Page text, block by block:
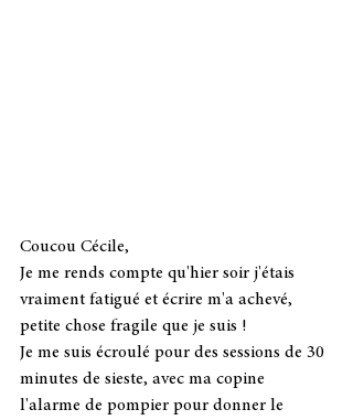
Coucou Cécile,
Je me rends compte qu'hier soir j'étais
vraiment fatigué et écrire m'a achevé,
petite chose fragile que je suis !
Je me suis écroulé pour des sessions de 30
minutes de sieste, avec ma copine
l'alarme de pompier pour donner le